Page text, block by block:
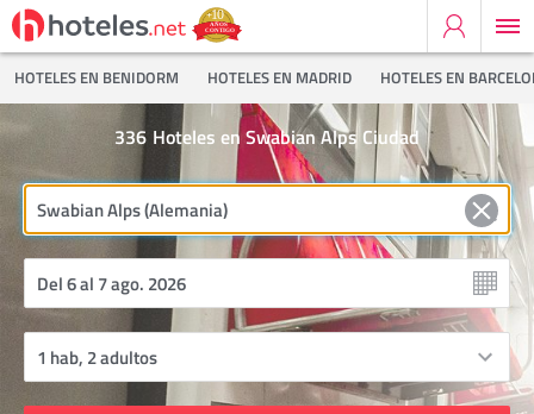
HOTELES EN BENIDORM HOTELES EN MADRID HOTELES EN
Hoteles en Swabian Alps Ciudad
336